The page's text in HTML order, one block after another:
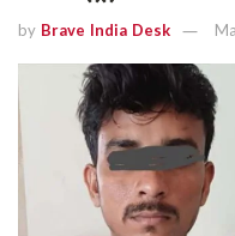
by Brave India Desk